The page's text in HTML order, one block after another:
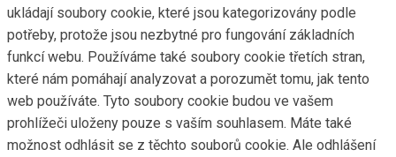
ukládají soubory cookie, které jsou kategorizovány podle
potřeby, protože jsou nezbytné pro fungování základních
funkcí webu. Používáme také soubory cookie třetích stran,
které nám pomáhají analyzovat a porozumět tomu, jak tento
web používáte. Tyto soubory cookie budou ve vašem
prohlížeči uloženy pouze s vaším souhlasem. Máte také
možnost odhlásit se z těchto souborů cookie. Ale odhlášení